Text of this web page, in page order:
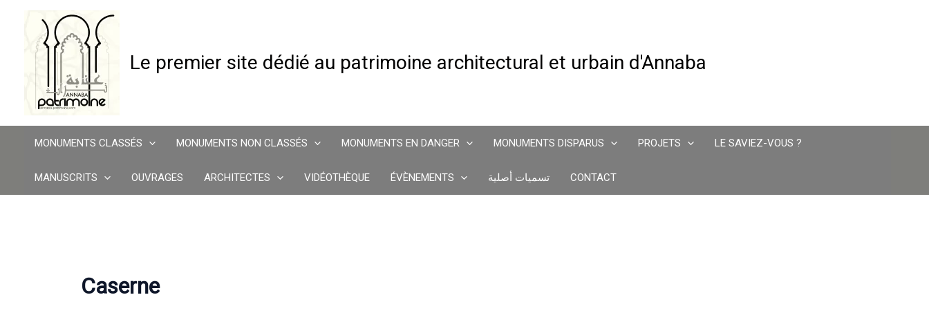
Le premier site dédié au patrimoine architectural et urbain d'Annaba
MONUMENTS CLASSÉS MONUMENTS NON CLASSÉS MONUMENTS EN DANGER MONUMENTS DISPARUS PROJETS LE SAVIEZ-VOUS ?
MANUSCRITS OUVRAGES ARCHITECTES VIDÉOTHÈQUE ÉVÈNEMENTS تسميات أصلية CONTACT
Caserne